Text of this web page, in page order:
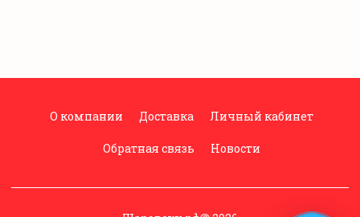
О компании Доставка Личный кабинет
Обратная связь Новости